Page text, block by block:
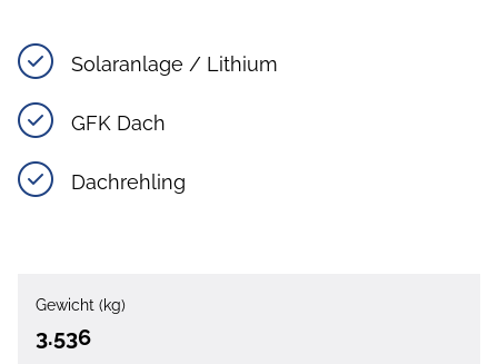
Solaranlage / Lithium
GFK Dach
Dachrehling
Gewicht (kg)
3.536